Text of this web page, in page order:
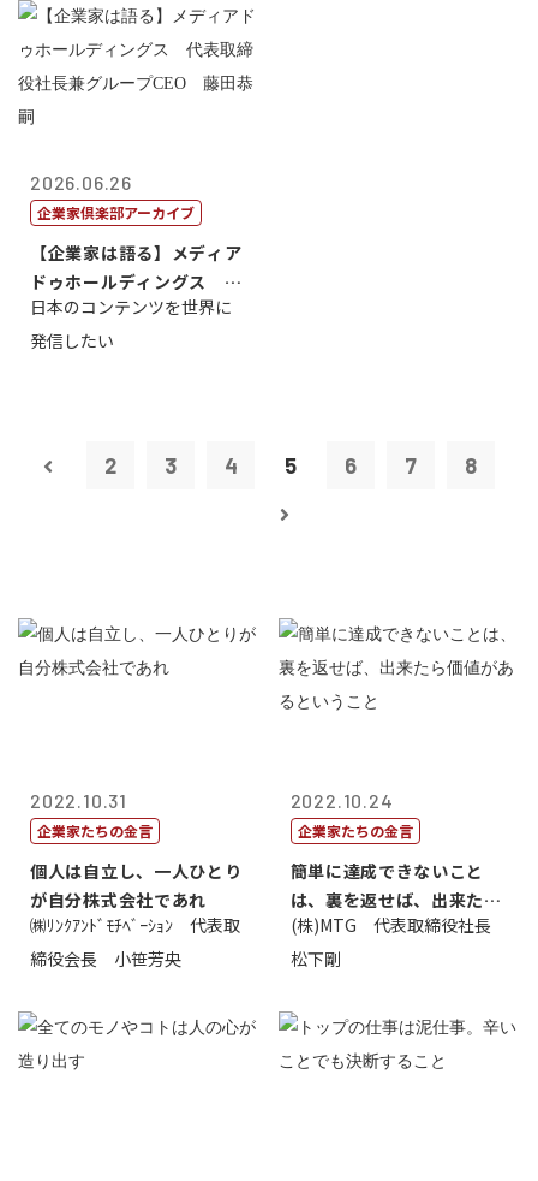
2026.06.26
企業家倶楽部アーカイブ
【企業家は語る】メディア
ドゥホールディングス 代
表取締役社長...
日本のコンテンツを世界に
発信したい
2 3 4 5 6 7 8
2022.10.31
企業家たちの金言
個人は自立し、一人ひとり
が自分株式会社であれ
㈱ﾘﾝｸｱﾝﾄﾞﾓﾁﾍﾞｰｼｮﾝ 代表取
締役会長 小笹芳央
2022.10.24
企業家たちの金言
簡単に達成できないこと
は、裏を返せば、出来たら
価値があるとい...
(株)MTG 代表取締役社長
松下剛